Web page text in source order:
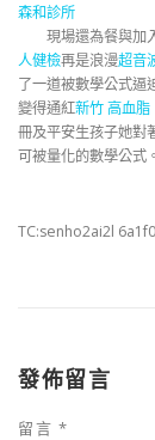
森和診所
現場還為餐與加入
人健檢再是浪漫超音
了一道被數學公式逼
變得通紅新竹 高血脂
冊及平安生孩子她對
可被量化的數學公式
TC:senho2ai2l
發佈留言
留言 *